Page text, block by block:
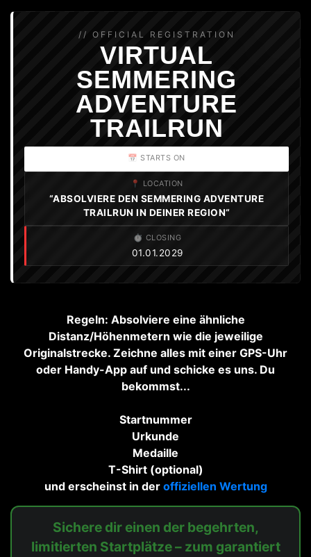
// OFFICIAL REGISTRATION
VIRTUAL
SEMMERING
ADVENTURE
TRAILRUN
📅 STARTS ON
📍 LOCATION
“ABSOLVIERE DEN SEMMERING ADVENTURE
TRAILRUN IN DEINER REGION“
⏱️ CLOSING
01.01.2029
Regeln: Absolviere eine ähnliche
Distanz/Höhenmetern wie die jeweilige
Originalstrecke. Zeichne alles mit einer GPS-Uhr
oder Handy-App auf und schicke es uns. Du
bekommst...
Startnummer
Urkunde
Medaille
T-Shirt (optional)
und erscheinst in der offiziellen Wertung
Sichere dir einen der begehrten,
limitierten Startplätze – zum garantiert